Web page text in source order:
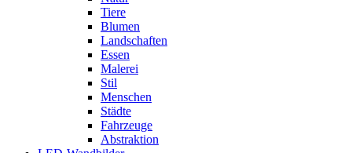
Tiere
Blumen
Landschaften
Essen
Malerei
Stil
Menschen
Städte
Fahrzeuge
Abstraktion